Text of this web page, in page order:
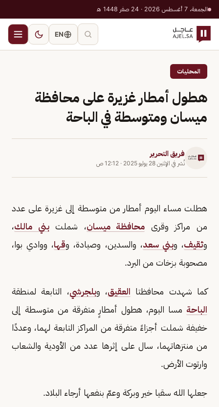
الجمعة، 7 أغسطس 2026 · 24 صفر 1448 هـ
EN
المحليات
هطول أمطار غزيرة على محافظة
ميسان ومتوسطة في الباحة
فريق التحرير
نُشر في الإثنين 28 يوليو 2025 · 12:12 ص
هطلت مساء اليوم أمطار من متوسطة إلى غزيرة على عدد
من مراكز وقرى محافظة ميسان، شملتبني مالك،
وثقيف، وبني سعد، والسدين، وصيادة، وقها، ووادي بوا،
مصحوبة بزخات من البرد.
كما شهدت محافظتا العقيق، وبلجرشي، التابعة لمنطقة
الباحة مسا اليوم، هطول أمطارٍ متفرقة من متوسطة إلى
خفيفة شملت أجزاءً متفرقة من المراكز التابعة لهما، وعددًا
من منتزهاتهما، سال على إثرها عدد من الأودية والشعاب
وارتوت الأرض.
جعلها الله سقيا خير وبركة وعمّ بنفعها أرجاء البلاد.